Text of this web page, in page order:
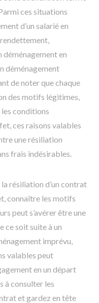
ces situations
d’un salarié en
déménagement en
déménagement
de noter que chaque
des motifs légitimes,
conditions
ces raisons valables
une résiliation
frais indésirables.
résiliation d’un contrat
connaître les motifs
peut s’avérer être une
ce soit suite à un
imprévu,
valables peut
en un départ
à consulter les
et gardez en tête